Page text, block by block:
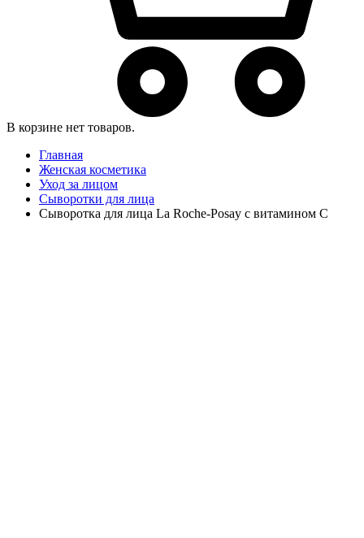
В корзине нет товаров.
Главная
Женская косметика
Уход за лицом
Сыворотки для лица
Сыворотка для лица La Roche-Posay с витамином C